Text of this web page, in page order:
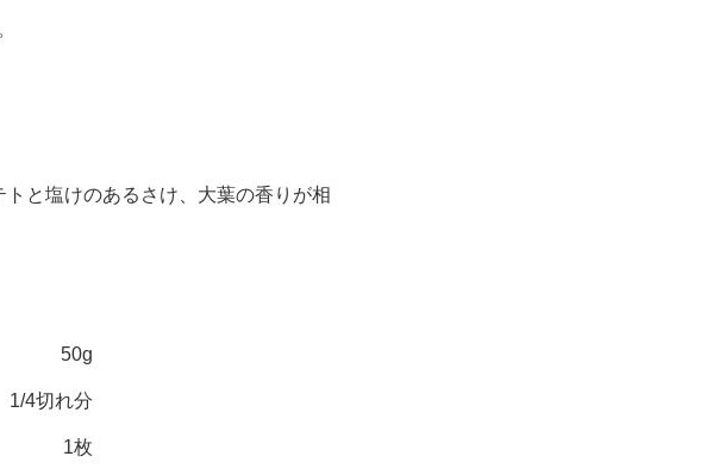
と塩けのあるさけ、大葉の香りが相
50g
1/4切れ分
1枚